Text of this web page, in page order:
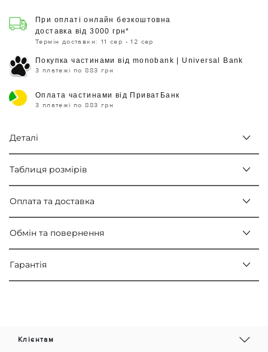
При оплаті онлайн безкоштовна
доставка від 3000 грн*
Термін доставки: 11 сер - 12 сер
Покупка частинами від monobank | Universal Bank
3 платежі по 883 грн
Оплата частинами від ПриватБанк
3 платежі по 883 грн
Деталі
Таблиця розмірів
Оплата та доставка
Обмін та повернення
Гарантія
Клієнтам